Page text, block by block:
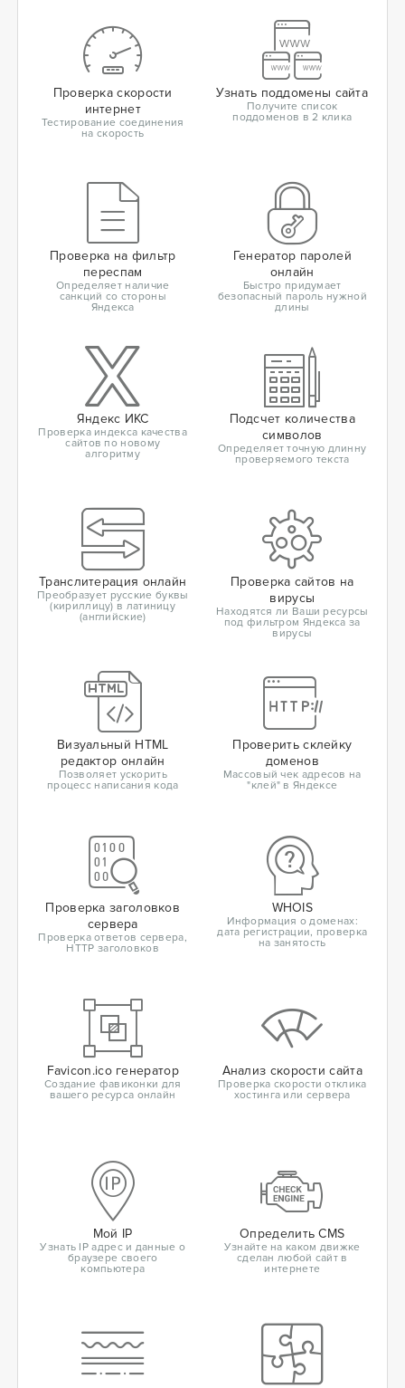
Проверка скорости
интернет
Тестирование соединения
на скорость
Узнать поддомены сайта
Получите список
поддоменов в 2 клика
Проверка на фильтр
переспам
Определяет наличие
санкций со стороны
Яндекса
Генератор паролей
онлайн
Быстро придумает
безопасный пароль нужной
длины
Яндекс ИКС
Проверка индекса качества
сайтов по новому
алгоритму
Подсчет количества
символов
Определяет точную длинну
проверяемого текста
Транслитерация онлайн
Преобразует русские буквы
(кириллицу) в латиницу
(английские)
Проверка сайтов на
вирусы
Находятся ли Ваши ресурсы
под фильтром Яндекса за
вирусы
Визуальный HTML
редактор онлайн
Позволяет ускорить
процесс написания кода
Проверить склейку
доменов
Массовый чек адресов на
"клей" в Яндексе
Проверка заголовков
сервера
Проверка ответов сервера,
HTTP заголовков
WHOIS
Информация о доменах:
дата регистрации, проверка
на занятость
Favicon.ico генератор
Создание фавиконки для
вашего ресурса онлайн
Анализ скорости сайта
Проверка скорости отклика
хостинга или сервера
Мой IP
Узнать IP адрес и данные о
браузере своего
компьютера
Определить CMS
Узнайте на каком движке
сделан любой сайт в
интернете